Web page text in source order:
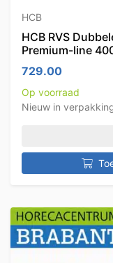
HCB
HCB RVS
Premium-line
729.00
Op voorraad
Nieuw in